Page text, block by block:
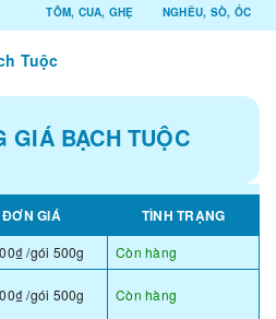
TÔM, CUA, GHẸ NGHÊU, SÒ, ỐC
Tuộc
GIÁ BẠCH TUỘC
ĐƠN GIÁ
TÌNH TRẠNG
/gói 500g Còn hàng
/gói 500g Còn hàng